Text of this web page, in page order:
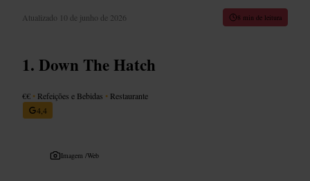
Atualizado 10 de junho de 2026 8 min de leitura
Down The Hatch
€€ • Refeições e Bebidas • Restaurante
4,4
Imagem /Web